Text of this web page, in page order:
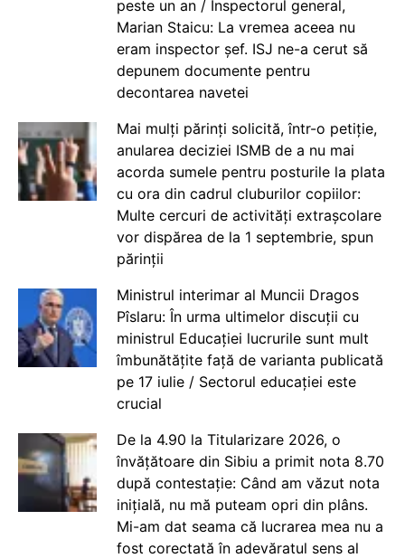
peste un an / Inspectorul general,
Marian Staicu: La vremea aceea nu
eram inspector șef. ISJ ne-a cerut să
depunem documente pentru
decontarea navetei
Mai mulți părinți solicită, într-o petiție,
anularea deciziei ISMB de a nu mai
acorda sumele pentru posturile la plata
cu ora din cadrul cluburilor copiilor:
Multe cercuri de activități extrașcolare
vor dispărea de la 1 septembrie, spun
părinții
Ministrul interimar al Muncii Dragos
Pîslaru: În urma ultimelor discuții cu
ministrul Educației lucrurile sunt mult
îmbunătățite față de varianta publicată
pe 17 iulie / Sectorul educației este
crucial
De la 4.90 la Titularizare 2026, o
învățătoare din Sibiu a primit nota 8.70
după contestație: Când am văzut nota
inițială, nu mă puteam opri din plâns.
Mi-am dat seama că lucrarea mea nu a
fost corectată în adevăratul sens al